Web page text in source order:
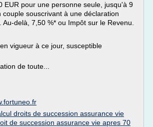
EUR pour une personne seule, jusqu'à 9
couple souscrivant à une déclaration
delà, 7,50 %* ou Impôt sur le Revenu.
vigueur à ce jour, susceptible
de toute...
droits de succession assurance vie
de succession assurance vie apres 70